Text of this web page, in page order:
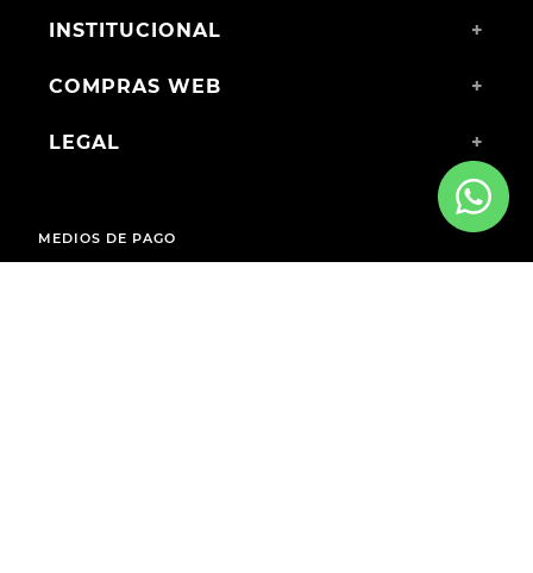
INSTITUCIONAL +
COMPRAS WEB +
LEGAL +
MEDIOS DE PAGO